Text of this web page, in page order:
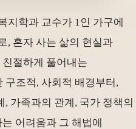
지학과 교수가 1인 가구에
, 혼자 사는 삶의 현실과
절하게 풀어내는
구조적, 사회적 배경부터,
가족과의 관계, 국가 정책의
어려움과 그 해법에